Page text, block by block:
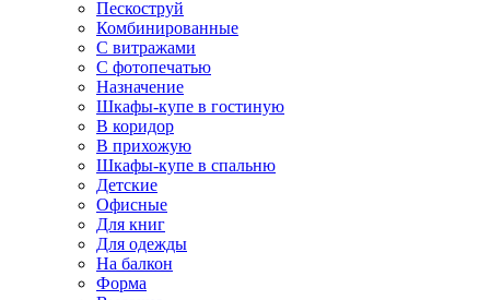
Пескоструй
Комбинированные
С витражами
С фотопечатью
Назначение
Шкафы-купе в гостиную
В коридор
В прихожую
Шкафы-купе в спальню
Детские
Офисные
Для книг
Для одежды
На балкон
Форма